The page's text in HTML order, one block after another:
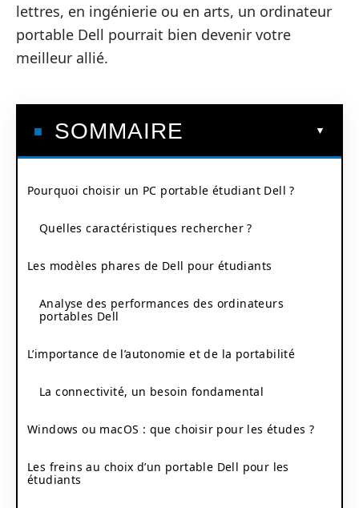
lettres, en ingénierie ou en arts, un ordinateur
portable Dell pourrait bien devenir votre
meilleur allié.
SOMMAIRE
Pourquoi choisir un PC portable étudiant Dell ?
Quelles caractéristiques rechercher ?
Les modèles phares de Dell pour étudiants
Analyse des performances des ordinateurs
portables Dell
L’importance de l’autonomie et de la portabilité
La connectivité, un besoin fondamental
Windows ou macOS : que choisir pour les études ?
Les freins au choix d’un portable Dell pour les
étudiants